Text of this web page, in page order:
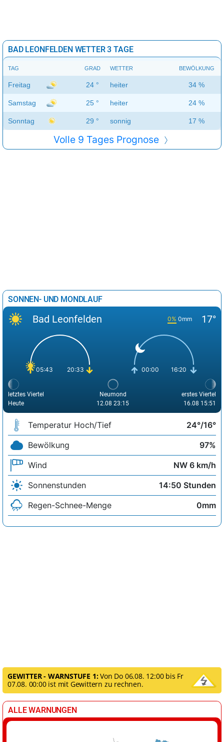
BAD LEONFELDEN WETTER 3 TAGE
TAG GRAD WETTER BEWÖLKUNG
Freitag 24 ° heiter 34 %
Samstag 25 ° heiter 24 %
Sonntag 29 ° sonnig 17 %
Volle 9 Tages Prognose
SONNEN- UND MONDLAUF
Bad Leonfelden 0% 0mm 17°
05:43 20:33 00:00 16:20
letztes Viertel
Heute
Neumond
12.08 23:15
erstes Viertel
16.08 15:51
Temperatur Hoch/Tief
24°/16°
Bewölkung
97%
Wind
NW 6 km/h
Sonnenstunden
14:50 Stunden
Regen-Schnee-Menge
0mm
GEWITTER - WARNSTUFE 1:Von Do 06.08. 12:00 bis Fr
07.08. 00:00 ist mit Gewittern zu rechnen.
ALLE WARNUNGEN